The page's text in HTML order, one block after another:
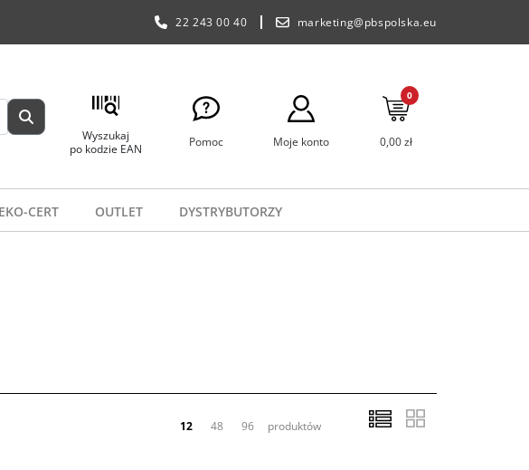
22 243 00 40 marketing@pbspolska.eu
Wyszukaj
po kodzie EAN
Pomoc Moje konto
0
0,00 zł
EKO-CERT OUTLET DYSTRYBUTORZY
12 48 96 produktów